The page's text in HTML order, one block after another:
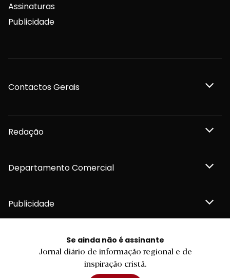
Se ainda não é assinante
Jornal diário de informação regional e de
inspiração cristã.
Assinaturas
Publicidade
Contactos Gerais
Redação
Departamento Comercial
Publicidade
Privacidade e Cookies
Declaração de compromisso FSC®